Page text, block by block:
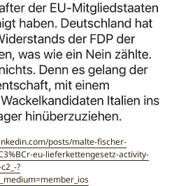
posts/malte-fischer-
eu-lieferkettengesetz-activity-
?